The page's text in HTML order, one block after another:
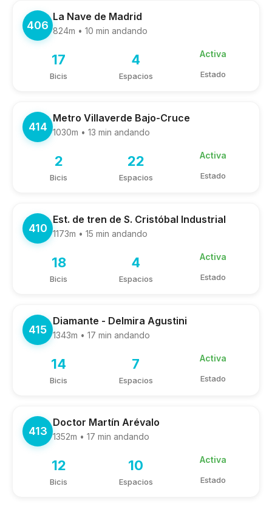
406
La Nave de Madrid
824m • 10 min andando
17
Bicis
4
Espacios
Activa
Estado
414
Metro Villaverde Bajo-Cruce
1030m • 13 min andando
2
Bicis
22
Espacios
Activa
Estado
410
Est. de tren de S. Cristóbal Industrial
1173m • 15 min andando
18
Bicis
4
Espacios
Activa
Estado
415
Diamante - Delmira Agustini
1343m • 17 min andando
14
Bicis
7
Espacios
Activa
Estado
413
Doctor Martín Arévalo
1352m • 17 min andando
12
Bicis
10
Espacios
Activa
Estado